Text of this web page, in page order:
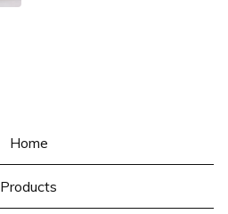
Home
Products